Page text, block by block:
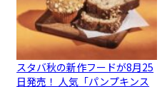
スタバ秋の新作フードが8月25
日発売！ 人気「パンプキンス